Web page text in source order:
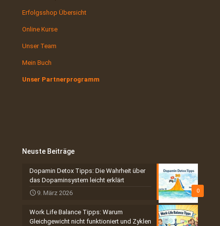
Erfolgsshop Übersicht
Online Kurse
Unser Team
Mein Buch
Unser Partnerprogramm
Neuste Beiträge
0
Dopamin Detox Tipps: Die Wahrheit über
das Dopaminsystem leicht erklärt
9. März 2026
Work Life Balance Tipps: Warum
Gleichgewicht nicht funktioniert und Zyklen